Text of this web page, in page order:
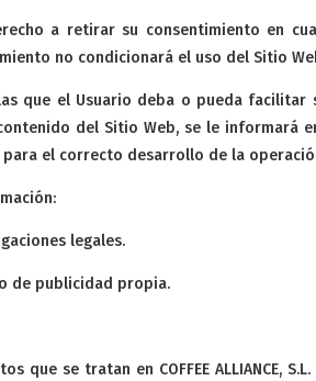
a retirar su consentimiento en
no condicionará el uso del Sitio
que el Usuario deba o pueda
del Sitio Web, se le informará
para el correcto desarrollo de la
legales.
de publicidad propia.
que se tratan en COFFEE ALLIANCE,